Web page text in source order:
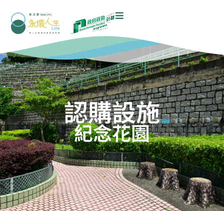
認購設施
紀念花園